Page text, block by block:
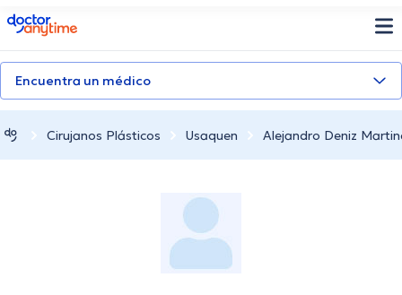
doctoranytime
Encuentra un médico
Cirujanos Plásticos Usaquen Alejandro Deniz